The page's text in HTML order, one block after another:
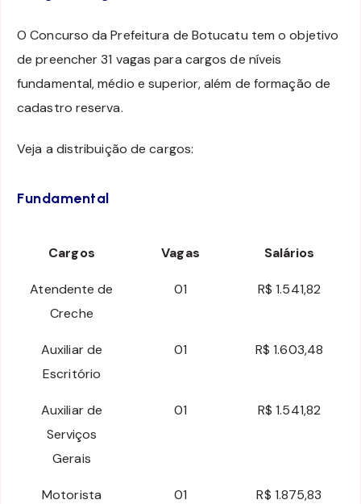
O Concurso da Prefeitura de Botucatu tem o objetivo
de preencher 31 vagas para cargos de níveis
fundamental, médio e superior, além de formação de
cadastro reserva.
Veja a distribuição de cargos:
Fundamental
Cargos Vagas Salários
Atendente de
Creche
01 R$ 1.541,82
Auxiliar de
Escritório
01 R$ 1.603,48
Auxiliar de
Serviços
Gerais
01 R$ 1.541,82
Motorista 01 R$ 1.875,83